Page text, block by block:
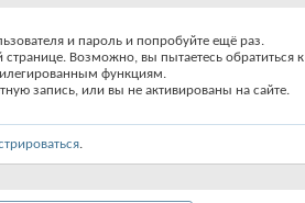
и пароль и попробуйте ещё раз.
Возможно, вы пытаетесь обратиться к
функциям.
запись, или вы не активированы на сайте.
.